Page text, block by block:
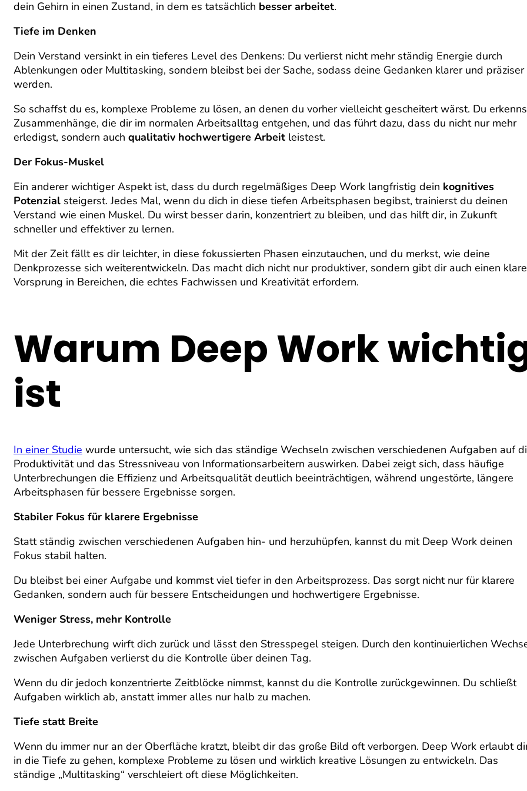
dein Gehirn in einen Zustand, in dem es tatsächlich besser arbeitet.
Tiefe im Denken
Dein Verstand versinkt in ein tieferes Level des Denkens: Du verlierst nicht mehr ständig Energie durch
Ablenkungen oder Multitasking, sondern bleibst bei der Sache, sodass deine Gedanken klarer und präziser
werden.
So schaffst du es, komplexe Probleme zu lösen, an denen du vorher vielleicht gescheitert wärst. Du
Zusammenhänge, die dir im normalen Arbeitsalltag entgehen, und das führt dazu, dass du nicht nur mehr
erledigst, sondern auch qualitativ hochwertigere Arbeit leistest.
Der Fokus-Muskel
Ein anderer wichtiger Aspekt ist, dass du durch regelmäßiges Deep Work langfristig dein kognitives
Potenzial steigerst. Jedes Mal, wenn du dich in diese tiefen Arbeitsphasen begibst, trainierst du deinen
Verstand wie einen Muskel. Du wirst besser darin, konzentriert zu bleiben, und das hilft dir, in Zukunft
schneller und effektiver zu lernen.
Mit der Zeit fällt es dir leichter, in diese fokussierten Phasen einzutauchen, und du merkst, wie deine
Denkprozesse sich weiterentwickeln. Das macht dich nicht nur produktiver, sondern gibt dir auch einen
Vorsprung in Bereichen, die echtes Fachwissen und Kreativität erfordern.
Warum Deep Work
ist
In einer Studie wurde untersucht, wie sich das ständige Wechseln zwischen verschiedenen Aufgaben auf
Produktivität und das Stressniveau von Informationsarbeitern auswirken. Dabei zeigt sich, dass häufige
Unterbrechungen die Effizienz und Arbeitsqualität deutlich beeinträchtigen, während ungestörte, längere
Arbeitsphasen für bessere Ergebnisse sorgen.
Stabiler Fokus für klarere Ergebnisse
Statt ständig zwischen verschiedenen Aufgaben hin- und herzuhüpfen, kannst du mit Deep Work deinen
Fokus stabil halten.
Du bleibst bei einer Aufgabe und kommst viel tiefer in den Arbeitsprozess. Das sorgt nicht nur für klarere
Gedanken, sondern auch für bessere Entscheidungen und hochwertigere Ergebnisse.
Weniger Stress, mehr Kontrolle
Jede Unterbrechung wirft dich zurück und lässt den Stresspegel steigen. Durch den kontinuierlichen
zwischen Aufgaben verlierst du die Kontrolle über deinen Tag.
Wenn du dir jedoch konzentrierte Zeitblöcke nimmst, kannst du die Kontrolle zurückgewinnen. Du schließt
Aufgaben wirklich ab, anstatt immer alles nur halb zu machen.
Tiefe statt Breite
Wenn du immer nur an der Oberfläche kratzt, bleibt dir das große Bild oft verborgen. Deep Work erlaubt
in die Tiefe zu gehen, komplexe Probleme zu lösen und wirklich kreative Lösungen zu entwickeln. Das
ständige „Multitasking“ verschleiert oft diese Möglichkeiten.